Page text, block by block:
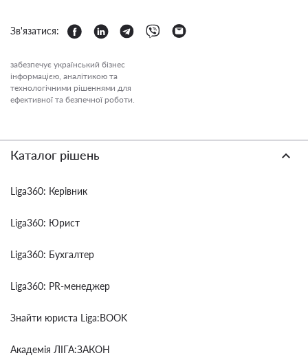
Зв'язатися:
забезпечує український бізнес
інформацією, аналітикою та
технологічними рішеннями для
ефективної та безпечної роботи.
Каталог рішень
Liga360: Керівник
Liga360: Юрист
Liga360: Бухгалтер
Liga360: PR-менеджер
Знайти юриста Liga:BOOK
Академія ЛІГА:ЗАКОН